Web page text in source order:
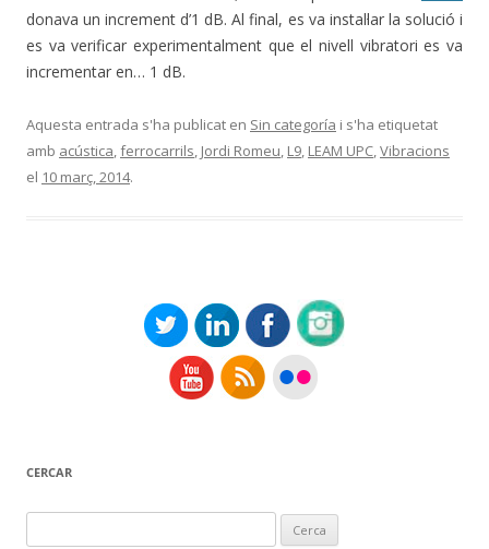
donava un increment d’1 dB. Al final, es va instal·lar la solució i
es va verificar experimentalment que el nivell vibratori es va
incrementar en… 1 dB.
Aquesta entrada s'ha publicat en Sin categoría i s'ha etiquetat
amb acústica,ferrocarrils, Jordi Romeu, L9, LEAM UPC,Vibracions
el 10 març, 2014.
CERCAR